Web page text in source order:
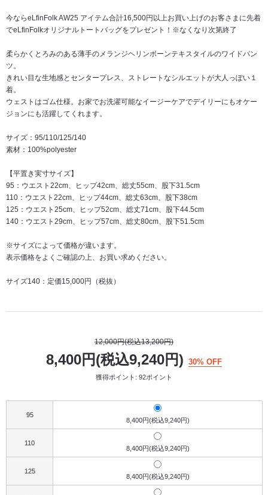
今ならeLfinFolk AW25 アイテム合計16,500円以上お買い上げのお客さまに先着
でeLfinFolkオリジナルトートバッグをプレゼント！※なくなり次第終了
柔らかくとろみのある薄手のメランジヘリンボーンテキスタイルのワイドパン
ツ。
きれい目な生地感とセンタープレス、ストレートなシルエットが大人っぽい１
着。
ウェストはゴム仕様。お家でお洗濯可能なイージーケアでデイリーにもオケー
ジョンにも活躍してくれます。
サイズ：95/110/125/140
素材：100%polyester
【平置き実寸サイズ】
95：ウエスト22cm、ヒップ42cm、総丈55cm、股下31.5cm
110：ウエスト22cm、ヒップ44cm、総丈63cm、股下38cm
125：ウエスト25cm、ヒップ52cm、総丈71cm、股下44.5cm
140：ウエスト29cm、ヒップ57cm、総丈80cm、股下51.5cm
※サイズによって価格が違います。
表示価格をよくご確認の上、お買い求めください。
サイズ140：定価15,000円（税抜）
12,000円(税込13,200円)
8,400円(税込9,240円) 30% OFF
獲得ポイント: 92ポイント
95
8,400円(税込9,240円)
110
8,400円(税込9,240円)
125
8,400円(税込9,240円)